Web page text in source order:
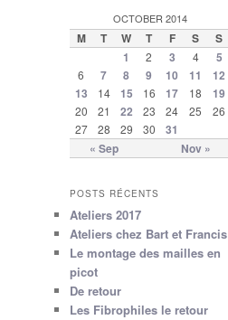
OCTOBER 2014
M T W T F S S
« Sep Nov »
1 2 3 4 5
6 7 8 9 10 11
12
13
14 15 16 17 18 19
20 21 22 23 24 25
26
27
28 29 30 31
POSTS RÉCENTS
Ateliers 2017
Ateliers chez Bart et Francis
Le montage des mailles en
picot
De retour
Les Fibrophiles le retour